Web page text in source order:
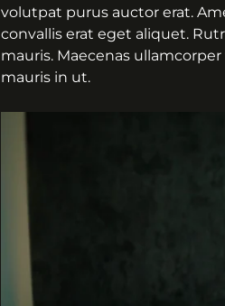
volutpat purus auctor erat.
convallis erat eget aliquet.
mauris. Maecenas
mauris in ut.